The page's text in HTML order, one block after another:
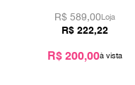
R$ 589,00 Loja
R$ 222,22
R$ 200,00